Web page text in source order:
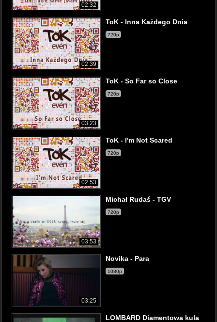
02:32
02:39
ToK - Inna Każdego Dnia
720p
03:23
ToK - So Far so Close
720p
02:53
ToK - I'm Not Scared
720p
03:53
Michał Rudaś - TGV
720p
03:25
Novika - Para
1080p
LOMBARD Diamentowa kula